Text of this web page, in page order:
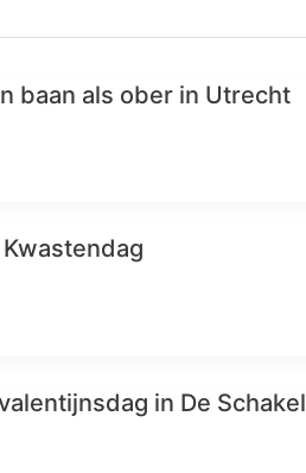
baan als ober in Utrecht
in De Schakel